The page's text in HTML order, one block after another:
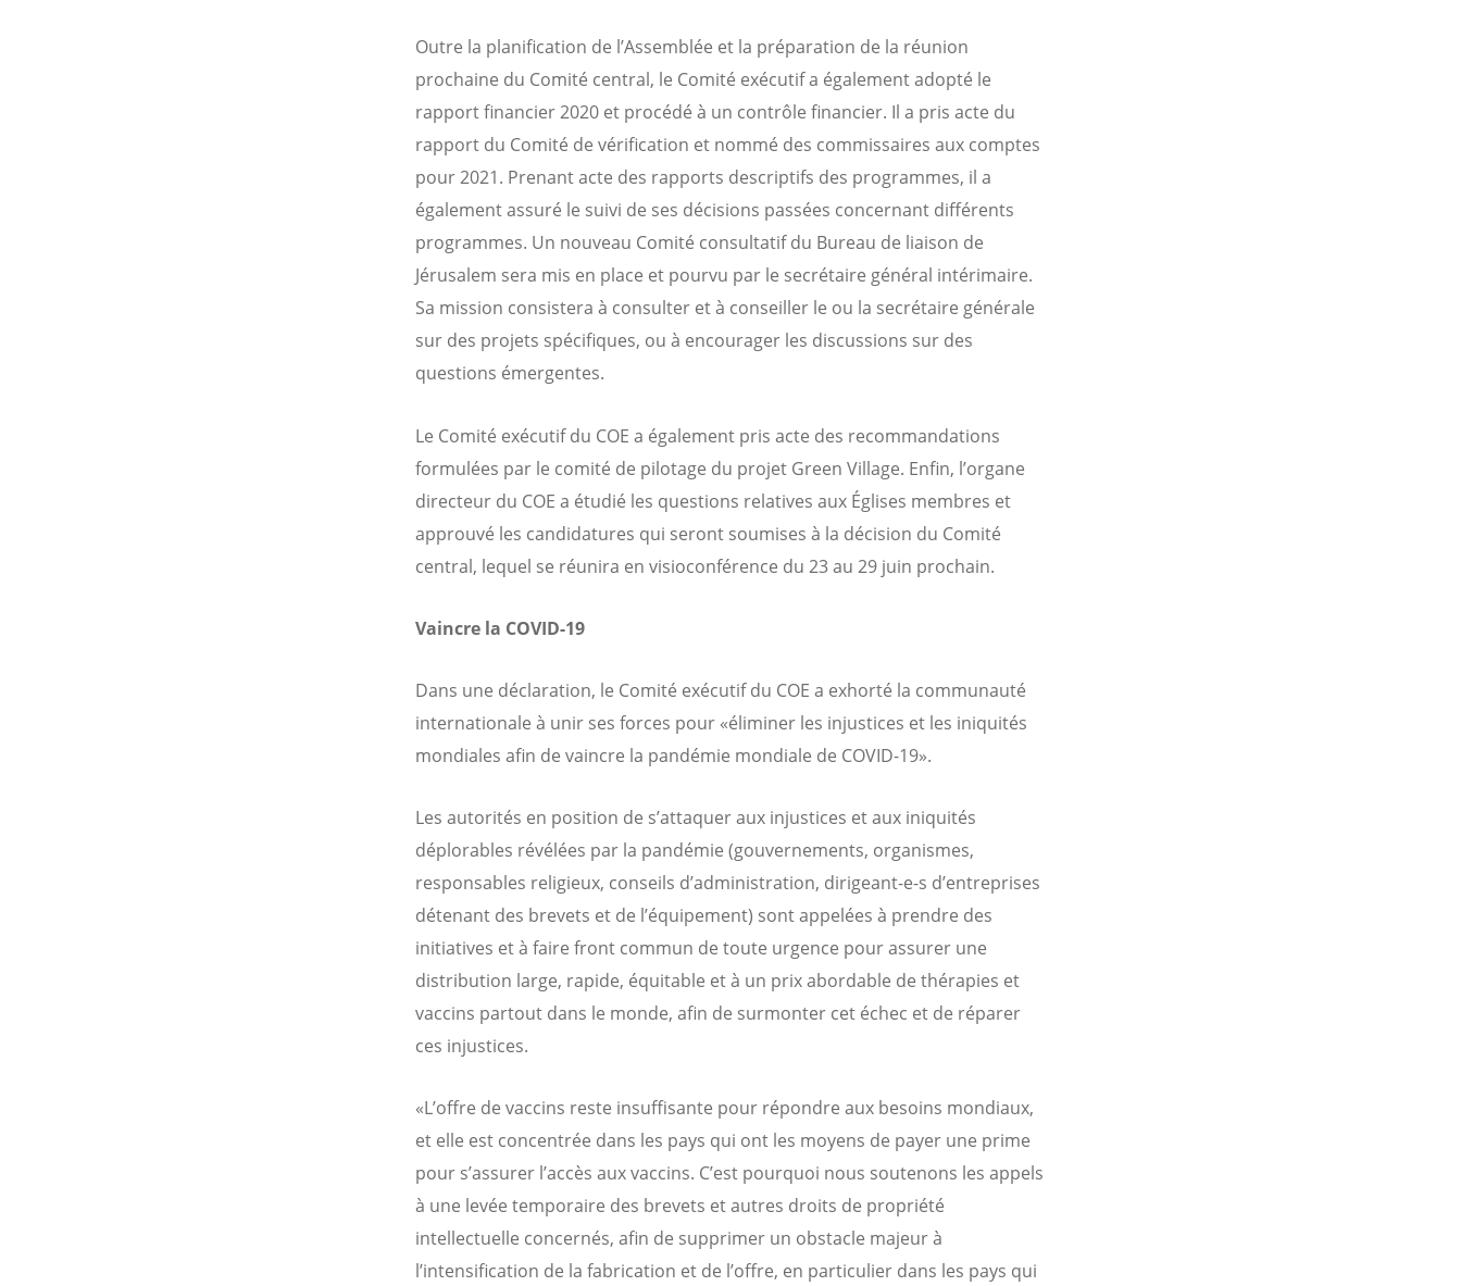
Outre la planification de l’Assemblée et la préparation de la réunion
prochaine du Comité central, le Comité exécutif a également adopté le
rapport financier 2020 et procédé à un contrôle financier. Il a pris acte du
rapport du Comité de vérification et nommé des commissaires aux comptes
pour 2021. Prenant acte des rapports descriptifs des programmes, il a
également assuré le suivi de ses décisions passées concernant différents
programmes. Un nouveau Comité consultatif du Bureau de liaison de
Jérusalem sera mis en place et pourvu par le secrétaire général intérimaire.
Sa mission consistera à consulter et à conseiller le ou la secrétaire générale
sur des projets spécifiques, ou à encourager les discussions sur des
questions émergentes.
Le Comité exécutif du COE a également pris acte des recommandations
formulées par le comité de pilotage du projet Green Village. Enfin, l’organe
directeur du COE a étudié les questions relatives aux Églises membres et
approuvé les candidatures qui seront soumises à la décision du Comité
central, lequel se réunira en visioconférence du 23 au 29 juin prochain.
Vaincre la COVID-19
Dans une déclaration, le Comité exécutif du COE a exhorté la communauté
internationale à unir ses forces pour «éliminer les injustices et les iniquités
mondiales afin de vaincre la pandémie mondiale de COVID-19».
Les autorités en position de s’attaquer aux injustices et aux iniquités
déplorables révélées par la pandémie (gouvernements, organismes,
responsables religieux, conseils d’administration, dirigeant-e-s d’entreprises
détenant des brevets et de l’équipement) sont appelées à prendre des
initiatives et à faire front commun de toute urgence pour assurer une
distribution large, rapide, équitable et à un prix abordable de thérapies et
vaccins partout dans le monde, afin de surmonter cet échec et de réparer
ces injustices.
«L’offre de vaccins reste insuffisante pour répondre aux besoins mondiaux,
et elle est concentrée dans les pays qui ont les moyens de payer une prime
pour s’assurer l’accès aux vaccins. C’est pourquoi nous soutenons les appels
à une levée temporaire des brevets et autres droits de propriété
intellectuelle concernés, afin de supprimer un obstacle majeur à
l’intensification de la fabrication et de l’offre, en particulier dans les pays qui